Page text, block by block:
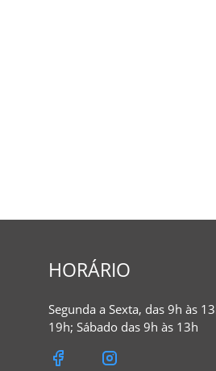
HORÁRIO
Segunda a Sexta, das 9h às
19h; Sábado das 9h às 13h